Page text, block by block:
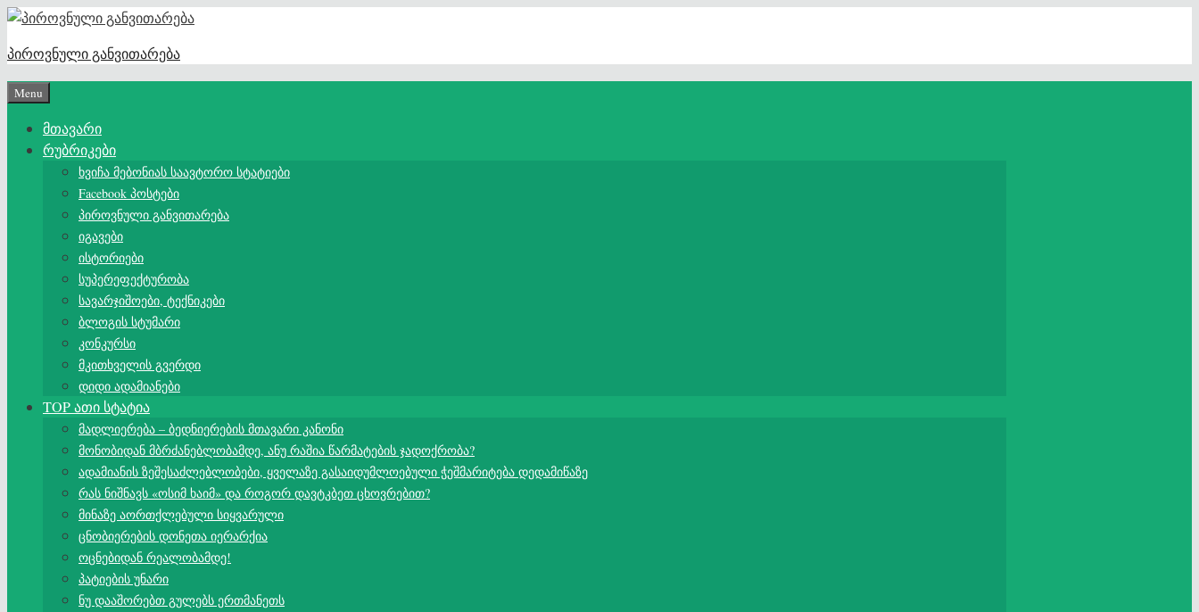
Skip
content
პიროვნული განვითარება
Menu
მთავარი
რუბრიკები
ხვიჩა მებონიას საავტორო სტატიები
Facebook პოსტები
პიროვნული განვითარება
იგავები
ისტორიები
სუპერეფექტურობა
სავარჯიშოები, ტექნიკები
ბლოგის სტუმარი
კონკურსი
მკითხველის გვერდი
დიდი ადამიანები
TOP ათი სტატია
მადლიერება – ბედნიერების მთავარი კანონი
მონობიდან მბრძანებლობამდე, ანუ რაშია წარმატების ჯადოქრობა?
ადამიანის ზეშესაძლებლობები, ყველაზე გასაიდუმლოებული ჭეშმარიტება დედამიწაზე
რას ნიშნავს «ოსიმ ხაიმ» და როგორ დავტკბეთ ცხოვრებით?
მინაზე აორთქლებული სიყვარული
ცნობიერების დონეთა იერარქია
ოცნებიდან რეალობამდე!
პატიების უნარი
ნუ დააშორებთ გულებს ერთმანეთს